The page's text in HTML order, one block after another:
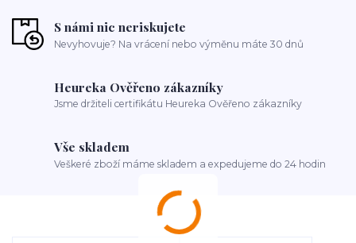
S námi nic neriskujete
Nevyhovuje? Na vrácení nebo výměnu máte 30 dnů
Heureka Ověřeno zákazníky
Jsme držiteli certifikátu Heureka Ověřeno zákazníky
Vše skladem
Veškeré zboží máme skladem a expedujeme do 24 hodin